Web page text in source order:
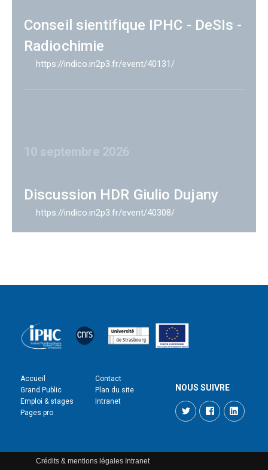
Conseil sientifique IPHC - DeSIs -
Radiochimie
https://indico.in2p3.fr/event/40131/
10 septembre 2026
Discussion HDR Giulio Dujany
https://indico.in2p3.fr/event/40308/
Accueil
Grand Public
Emploi & stages
Pages pro
Contact
Plan du site
Intranet
NOUS SUIVRE
TwitterFacebook
Crédits & mentions légales Intranet